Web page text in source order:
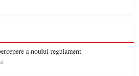
a noului regulament